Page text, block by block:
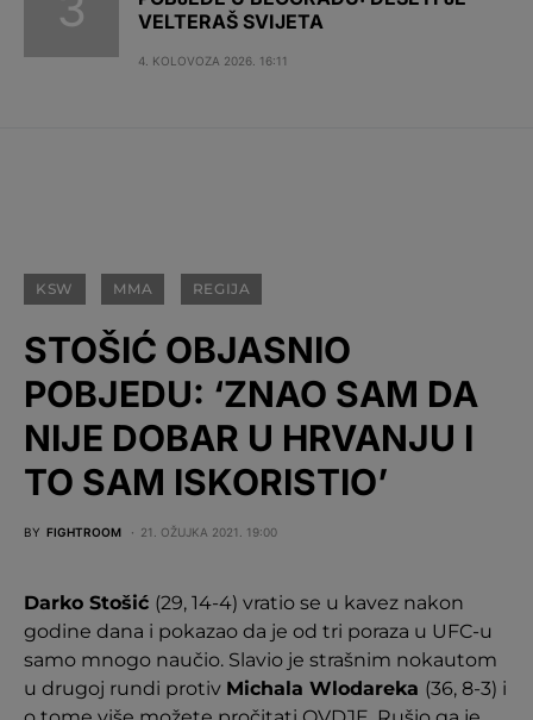
VELTERAŠ SVIJETA
4. KOLOVOZA 2026. 16:11
KSW MMA REGIJA
STOŠIĆ OBJASNIO
POBJEDU: ‘ZNAO SAM DA
NIJE DOBAR U HRVANJU I
TO SAM ISKORISTIO’
BY FIGHTROOM 21. OŽUJKA 2021. 19:00
Darko Stošić (29, 14-4) vratio se u kavez nakon
godine dana i pokazao da je od tri poraza u UFC-u
samo mnogo naučio. Slavio je strašnim nokautom
u drugoj rundi protiv Michala Wlodareka (36, 8-3) i